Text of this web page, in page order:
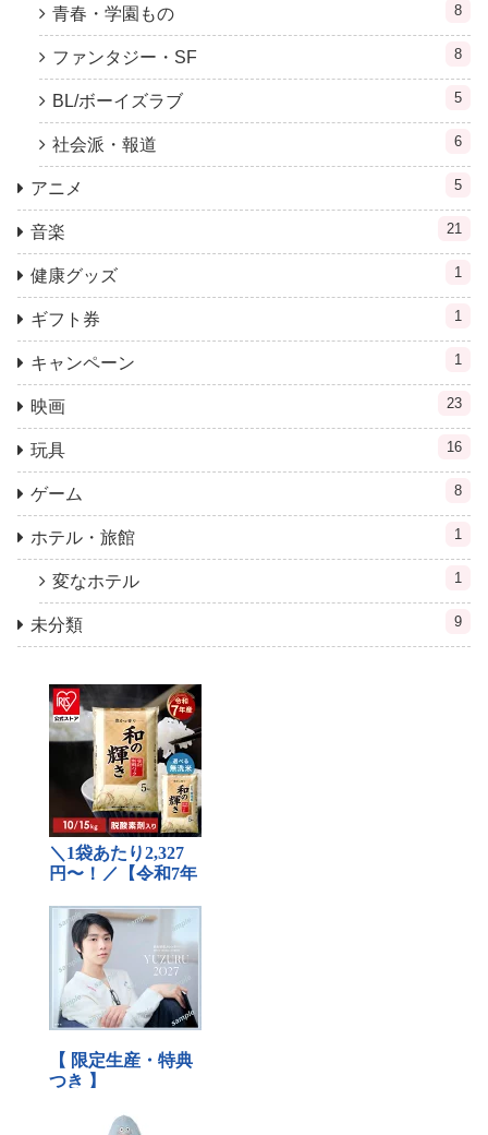
青春・学園もの 8
ファンタジー・SF 8
BL/ボーイズラブ 5
社会派・報道 6
アニメ 5
音楽 21
健康グッズ 1
ギフト券 1
キャンペーン 1
映画 23
玩具 16
ゲーム 8
ホテル・旅館 1
変なホテル 1
未分類 9